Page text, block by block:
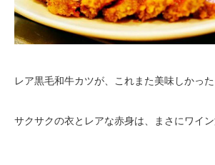
レア黒毛和牛カツが、これまた美味しかった
サクサクの衣とレアな赤身は、まさにワイン